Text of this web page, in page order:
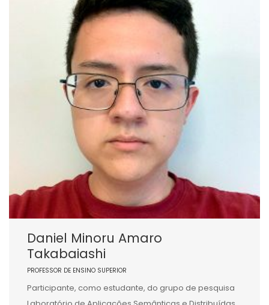
Daniel Minoru Amaro
Takabaiashi
PROFESSOR DE ENSINO SUPERIOR
Participante, como estudante, do grupo de pesquisa